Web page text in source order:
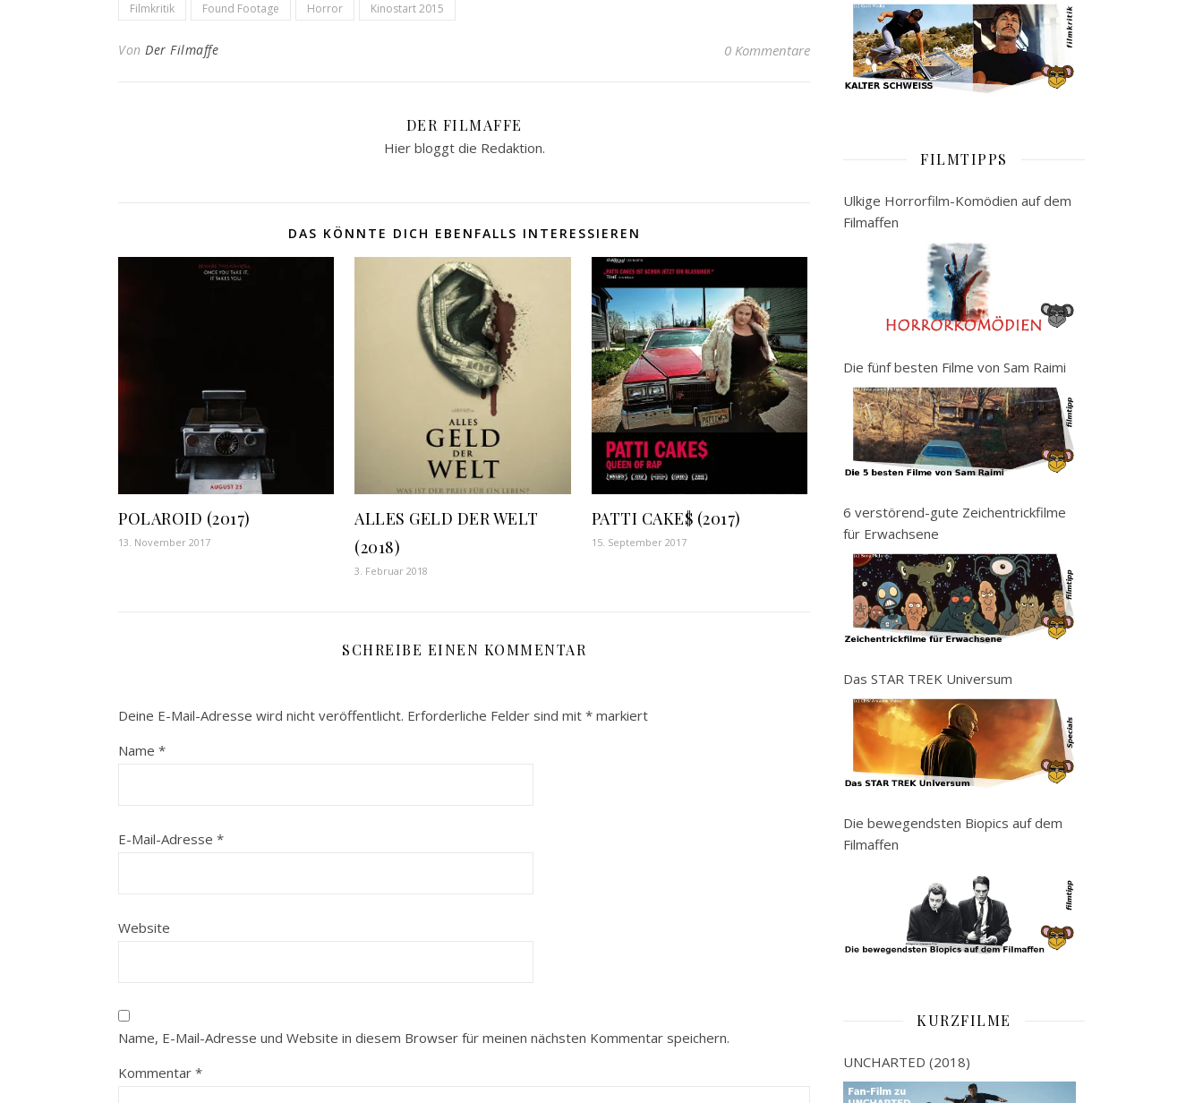
Filmkritik Found Footage Horror Kinostart 2015
Von Der Filmaffe 0 Kommentare
DER FILMAFFE
Hier bloggt die Redaktion.
DAS KÖNNTE DICH EBENFALLS INTERESSIEREN
POLAROID (2017)
13. November 2017
ALLES GELD DER WELT
(2018)
3. Februar 2018
PATTI CAKE$ (2017)
15. September 2017
SCHREIBE EINEN KOMMENTAR
Deine E-Mail-Adresse wird nicht veröffentlicht. Erforderliche Felder sind mit * markiert
Name *
E-Mail-Adresse *
Website
Name, E-Mail-Adresse und Website in diesem Browser für meinen nächsten Kommentar speichern.
Kommentar *
FILMTIPPS
Ulkige Horrorfilm-Komödien auf dem
Filmaffen
Die fünf besten Filme von Sam Raimi
6 verstörend-gute Zeichentrickfilme
für Erwachsene
Das STAR TREK Universum
Die bewegendsten Biopics auf dem
Filmaffen
KURZFILME
UNCHARTED (2018)